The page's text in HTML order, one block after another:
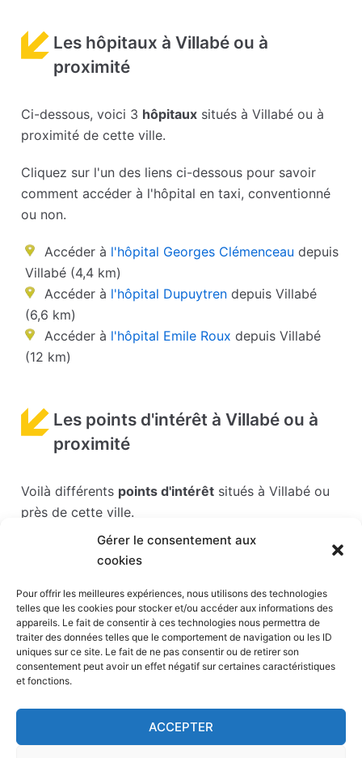
Gérer le consentement aux
cookies
Pour offrir les meilleures expériences, nous utilisons des technologies
telles que les cookies pour stocker et/ou accéder aux informations des
appareils. Le fait de consentir à ces technologies nous permettra de
traiter des données telles que le comportement de navigation ou les ID
uniques sur ce site. Le fait de ne pas consentir ou de retirer son
consentement peut avoir un effet négatif sur certaines caractéristiques
et fonctions.
ACCEPTER
Les hôpitaux à Villabé ou à
proximité
Ci-dessous, voici 3 hôpitaux situés à Villabé ou à
proximité de cette ville.
Cliquez sur l'un des liens ci-dessous pour savoir
comment accéder à l'hôpital en taxi, conventionné
ou non.
Accéder à l'hôpital Georges Clémenceau depuis
Villabé (4,4 km)
Accéder à l'hôpital Dupuytren depuis Villabé
(6,6 km)
Accéder à l'hôpital Emile Roux depuis Villabé
(12 km)
Les points d'intérêt à Villabé ou à
proximité
Voilà différents points d'intérêt situés à Villabé ou
près de cette ville.
Les points d'intérêts sont généralement bien
desservis en matière de transports. Si vous cliquez
sur l'un des liens ci-dessous, vous en saurez plus
sur l'accessibilité en taxi et la proximité des
stations de taxis du point d'intérêt en question.
Parc Babyland(3,1 km)
Stade Sébastien Charléty(17 km)
Parc Zoologique de Paris(17 km)